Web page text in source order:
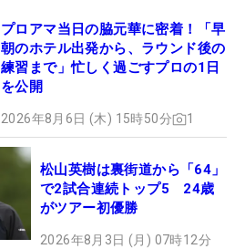
プロアマ当日の脇元華に密着！「早
朝のホテル出発から、ラウンド後の
練習まで」忙しく過ごすプロの1日
を公開
2026年8月6日 (木) 15時50分 1
松山英樹は裏街道から「64」
で2試合連続トップ5 24歳
がツアー初優勝
2026年8月3日 (月) 07時12分